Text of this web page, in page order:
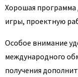
Хорошая
игры, проектную
Особое внимание
международного
получения